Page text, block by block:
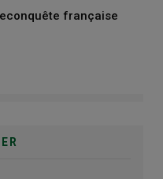
française